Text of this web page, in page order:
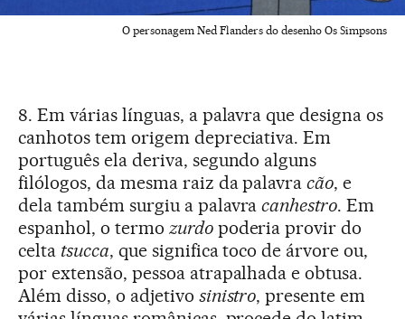
O personagem Ned Flanders do desenho Os Simpsons
8. Em várias línguas, a palavra que designa os
canhotos tem origem depreciativa. Em
português ela deriva, segundo alguns
filólogos, da mesma raiz da palavracão, e
dela também surgiu a palavracanhestro. Em
espanhol, o termo zurdopoderia provir do
celta tsucca, que significa toco de árvore ou,
por extensão, pessoa atrapalhada e obtusa.
Além disso, o adjetivo sinistro, presente em